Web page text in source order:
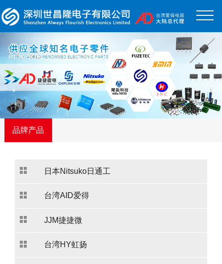
品牌产品
日本Nitsuko日通工
台湾AID爱得
JJM捷捷微
台湾HY虹扬